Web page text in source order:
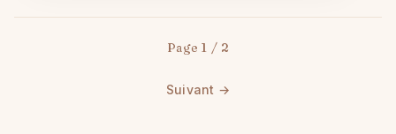
Page 1 / 2
Suivant →